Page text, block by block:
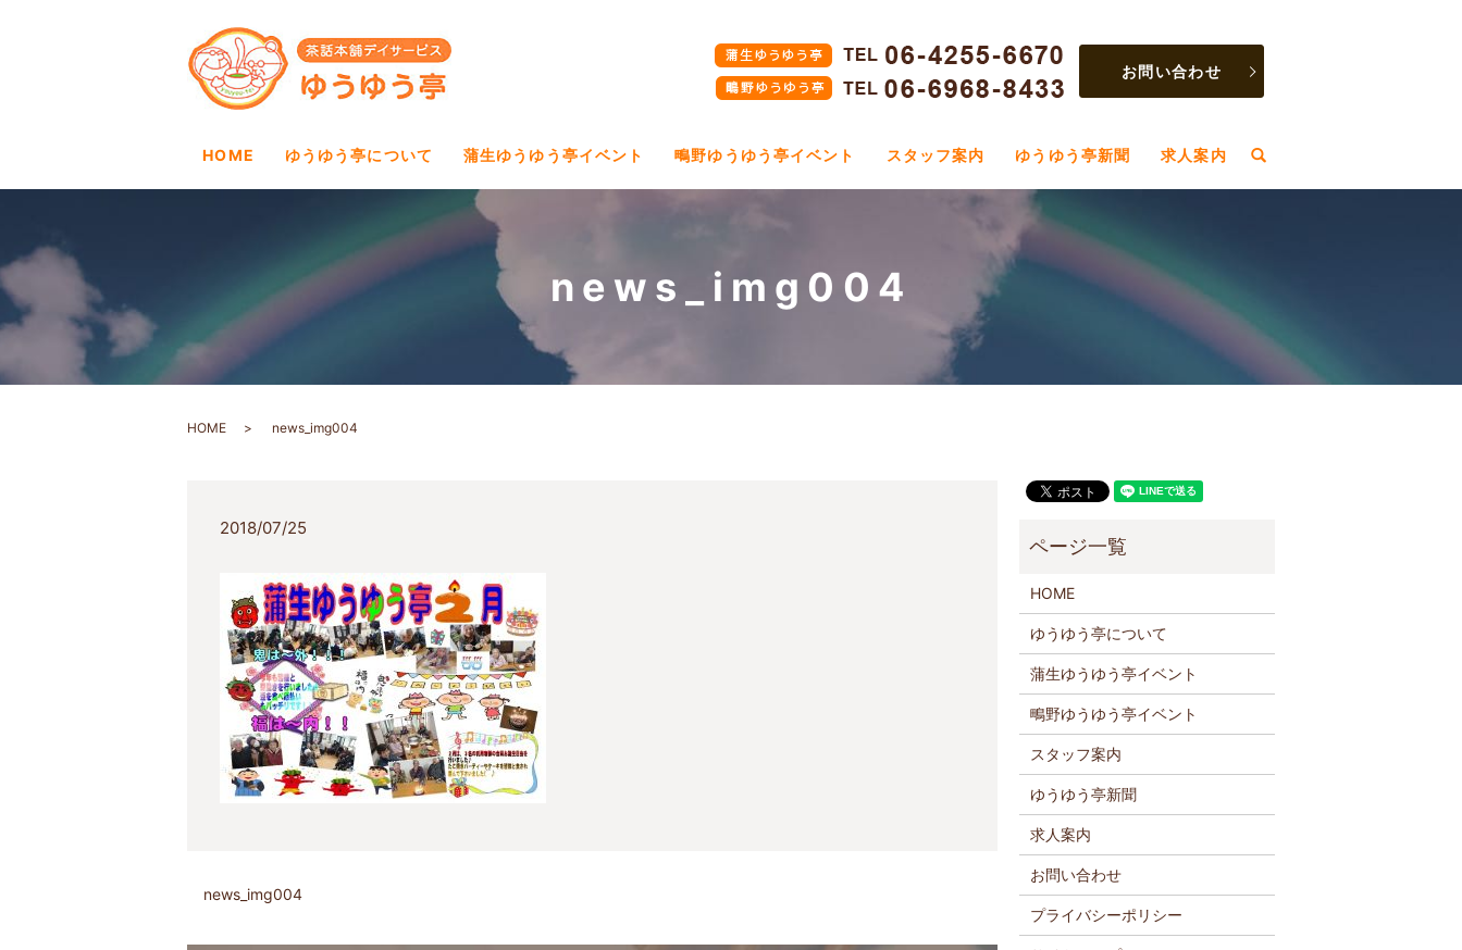
HOME ゆうゆう亭について 蒲生ゆうゆう亭イベント 鴫野ゆうゆう亭イベント スタッフ案内 ゆうゆう亭新聞 求人案内 search
お問い合わせ
news_img004
HOME news_img004
2018/07/25
news_img004
HOME
ゆうゆう亭について
蒲生ゆうゆう亭イベント
鴫野ゆうゆう亭イベント
スタッフ案内
ゆうゆう亭新聞
求人案内
お問い合わせ
プライバシーポリシー